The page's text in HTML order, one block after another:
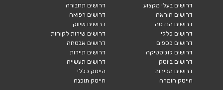
דרושים בעלי מקצוע
דרושים הוראה
דרושים הנדסה
דרושים כללי
דרושים כספים
דרושים לוגיסטיקה
דרושים ביוטק
דרושים מכירות
הייטק חומרה
דרושים תחבורה
דרושים רפואה
דרושים שיווק
דרושים שירות לקוחות
דרושים אבטחה
דרושים תיירות
דרושים תעשייה
הייטק כללי
הייטק תוכנה